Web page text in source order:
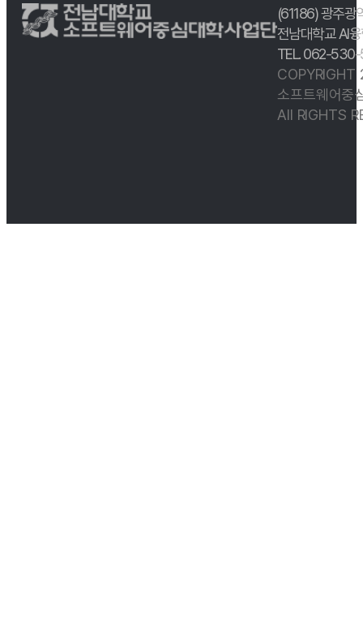
(61186) 광주광
전남대학교 AI
TEL. 062-
COPYRIGHT
소프트웨어중
All RIGHTS